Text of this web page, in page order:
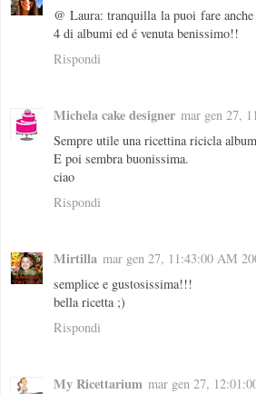
@ Laura: tranquilla la puoi fare
4 di albumi ed é venuta benissimo!!
Rispondi
Michela cake designer mar gen 27,
Sempre utile una ricettina ricicla
E poi sembra buonissima.
ciao
Rispondi
Mirtilla mar gen 27, 11:43:00 AM
semplice e gustosissima!!!
bella ricetta ;)
Rispondi
My Ricettarium mar gen 27,